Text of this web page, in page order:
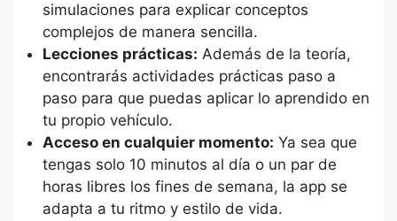
simulaciones para explicar conceptos
complejos de manera sencilla.
Lecciones prácticas: Además de la teoría,
encontrarás actividades prácticas paso a
paso para que puedas aplicar lo aprendido en
tu propio vehículo.
Acceso en cualquier momento: Ya sea que
tengas solo 10 minutos al día o un par de
horas libres los fines de semana, la app se
adapta a tu ritmo y estilo de vida.